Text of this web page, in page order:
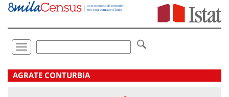
Vai
direttamente
Toggle
navigation
.
AGRATE CONTURBIA